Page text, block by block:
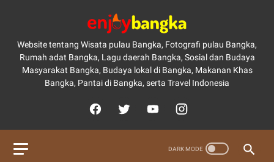
Website tentang Wisata pulau Bangka, Fotografi pulau Bangka,
Rumah adat Bangka, Lagu daerah Bangka, Sosial dan Budaya
Masyarakat Bangka, Budaya lokal di Bangka, Makanan Khas
Bangka, Pantai di Bangka, serta Travel Indonesia